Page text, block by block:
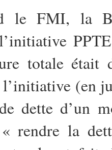
le FMI, la
totale
l’initiative (en
dette d’un
« rendre la